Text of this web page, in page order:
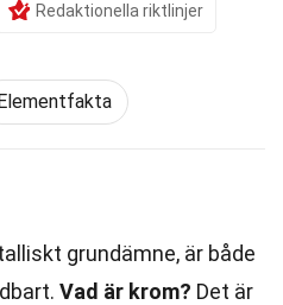
Redaktionella riktlinjer
grundämne, är både
Vad är krom? Det är